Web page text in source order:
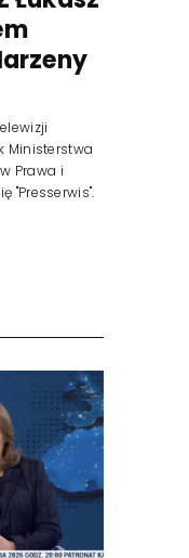
Ministerstwa
Prawa i
"Presserwis".